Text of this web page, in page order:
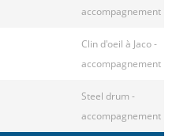
accompagnement
Clin d'oeil à Jaco -
accompagnement
Steel drum -
accompagnement